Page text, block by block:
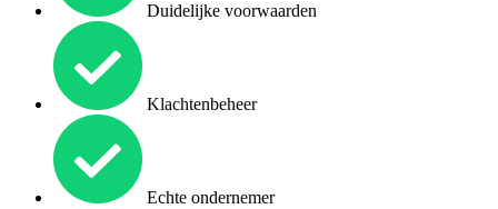
Duidelijke voorwaarden
Klachtenbeheer
Echte ondernemer